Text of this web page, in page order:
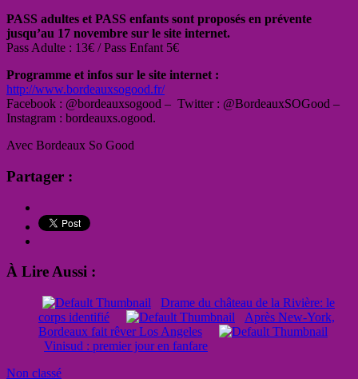
PASS adultes et PASS enfants sont proposés en prévente
jusqu’au 17 novembre sur le site internet.
Pass Adulte : 13€ / Pass Enfant 5€
Programme et infos sur le site internet :
http://www.bordeauxsogood.fr/
Facebook : @bordeauxsogood – Twitter : @BordeauxSOGood –
Instagram : bordeauxs.ogood.
Avec Bordeaux So Good
Partager :
À Lire Aussi :
Drame du château de la Rivière: le
corps identifié
Après New-York,
Bordeaux fait rêver Los Angeles
Vinisud : premier jour en fanfare
Non classé